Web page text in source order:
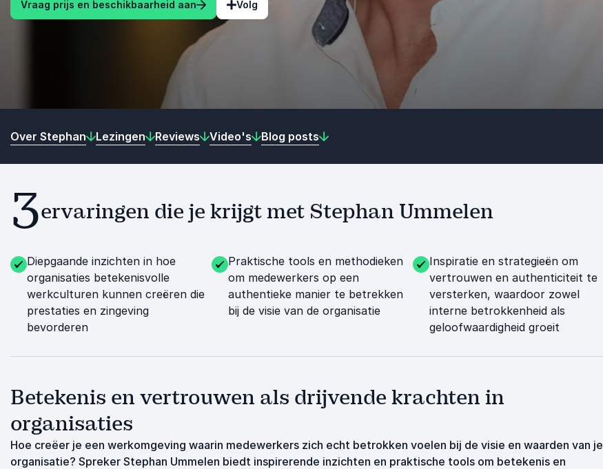
Vraag prijs en beschikbaarheid aan Volg
Over Stephan Lezingen Reviews Video's Blog posts
3ervaringen die je krijgt met Stephan Ummelen
Diepgaande inzichten in hoe
organisaties betekenisvolle
werkculturen kunnen creëren die
prestaties en zingeving
bevorderen
Praktische tools en methodieken
om medewerkers op een
authentieke manier te betrekken
bij de visie van de organisatie
Inspiratie en strategieën om
vertrouwen en authenticiteit te
versterken, waardoor zowel
interne betrokkenheid als
geloofwaardigheid groeit
Betekenis en vertrouwen als drijvende krachten in
organisaties
Hoe creëer je een werkomgeving waarin medewerkers zich echt betrokken voelen bij de visie en waarden van je
organisatie? Spreker Stephan Ummelen biedt inspirerende inzichten en praktische tools om betekenis en